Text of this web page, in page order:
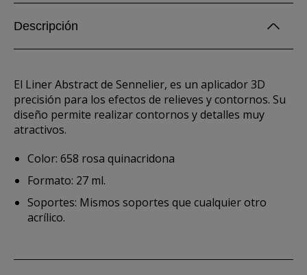
Descripción
El Liner Abstract de Sennelier, es un aplicador 3D
precisión para los efectos de relieves y contornos. Su
diseño permite realizar contornos y detalles muy
atractivos.
Color: 658 rosa quinacridona
Formato: 27 ml.
Soportes: Mismos soportes que cualquier otro
acrílico.